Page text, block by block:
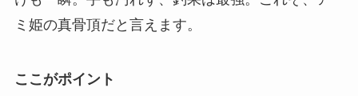
ミ姫の真骨頂だと言えます。
ここがポイント